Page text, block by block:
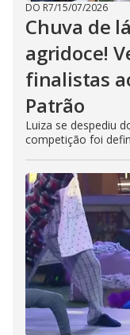
DO R7/15/07/2026
Chuva de
agridoce!
finalistas
Patrão
Luiza se despediu
competição foi